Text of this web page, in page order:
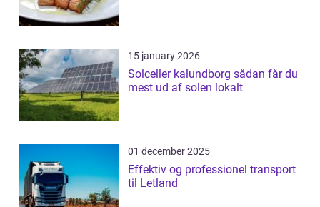
15 january 2026
Solceller kalundborg sådan får du
mest ud af solen lokalt
01 december 2025
Effektiv og professionel transport
til Letland